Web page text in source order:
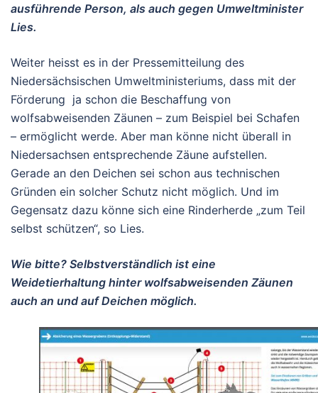
ausführende Person, als auch gegen Umweltminister
Lies.
Weiter heisst es in der Pressemitteilung des
Niedersächsischen Umweltministeriums, dass mit der
Förderung ja schon die Beschaffung von
wolfsabweisenden Zäunen – zum Beispiel bei Schafen
– ermöglicht werde. Aber man könne nicht überall in
Niedersachsen entsprechende Zäune aufstellen.
Gerade an den Deichen sei schon aus technischen
Gründen ein solcher Schutz nicht möglich. Und im
Gegensatz dazu könne sich eine Rinderherde „zum Teil
selbst schützen“, so Lies.
Wie bitte? Selbstverständlich ist eine
Weidetierhaltung hinter wolfsabweisenden Zäunen
auch an und auf Deichen möglich.